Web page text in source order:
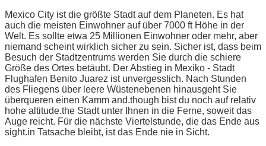
Mexico City ist die größte Stadt auf dem Planeten. Es hat
auch die meisten Einwohner auf über 7000 ft Höhe in der
Welt. Es sollte etwa 25 Millionen Einwohner oder mehr, aber
niemand scheint wirklich sicher zu sein. Sicher ist, dass beim
Besuch der Stadtzentrums werden Sie durch die schiere
Größe des Ortes betäubt. Der Abstieg in Mexiko - Stadt
Flughafen Benito Juarez ist unvergesslich. Nach Stunden
des Fliegens über leere Wüstenebenen hinausgeht Sie
überqueren einen Kamm and.though bist du noch auf relativ
hohe altitude.the Stadt unter Ihnen in die Ferne, soweit das
Auge reicht. Für die nächste Viertelstunde, die das Ende aus
sight.in Tatsache bleibt, ist das Ende nie in Sicht.